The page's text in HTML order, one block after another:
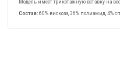
Модель имеет трикотажную вставку на
Состав: 60% вискоза, 36% полиамид, 4%